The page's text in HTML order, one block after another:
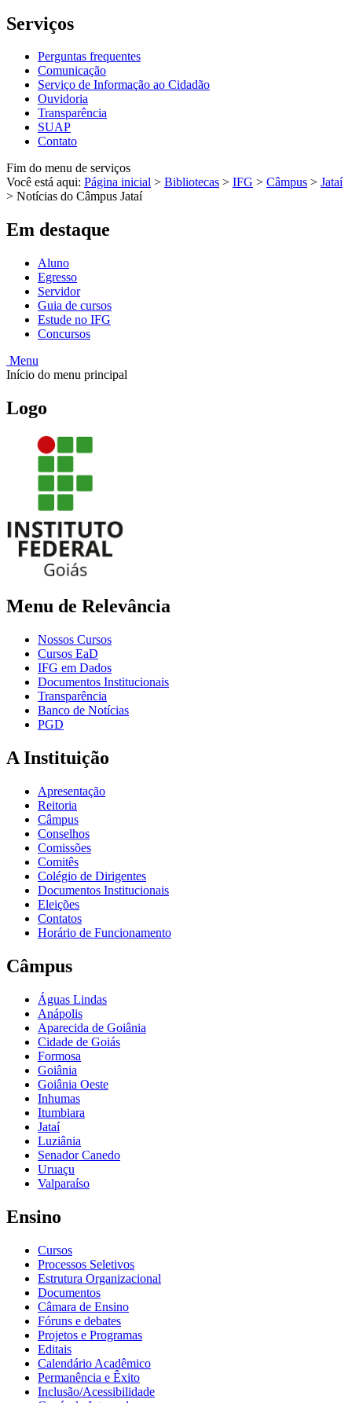
Serviços
Perguntas frequentes
Comunicação
Serviço de Informação ao Cidadão
Ouvidoria
Transparência
SUAP
Contato
Fim do menu de serviços
Você está aqui: Página inicial > Bibliotecas > IFG > Câmpus > Jataí
> Notícias do Câmpus Jataí
Em destaque
Aluno
Egresso
Servidor
Guia de cursos
Estude no IFG
Concursos
Menu
Início do menu principal
Logo
Menu de Relevância
Nossos Cursos
Cursos EaD
IFG em Dados
Documentos Institucionais
Transparência
Banco de Notícias
PGD
A Instituição
Apresentação
Reitoria
Câmpus
Conselhos
Comissões
Comitês
Colégio de Dirigentes
Documentos Institucionais
Eleições
Contatos
Horário de Funcionamento
Câmpus
Águas Lindas
Anápolis
Aparecida de Goiânia
Cidade de Goiás
Formosa
Goiânia
Goiânia Oeste
Inhumas
Itumbiara
Jataí
Luziânia
Senador Canedo
Uruaçu
Valparaíso
Ensino
Cursos
Processos Seletivos
Estrutura Organizacional
Documentos
Câmara de Ensino
Fóruns e debates
Projetos e Programas
Editais
Calendário Acadêmico
Permanência e Êxito
Inclusão/Acessibilidade